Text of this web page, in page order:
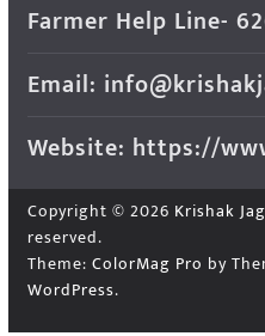
Farmer Help Line-
Email:
Website: https://
Copyright © 2026 Krishak
reserved.
Theme: ColorMag Pro by
WordPress.